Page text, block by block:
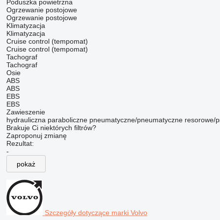
Poduszka powietrzna
Ogrzewanie postojowe
Ogrzewanie postojowe
Klimatyzacja
Klimatyzacja
Cruise control (tempomat)
Cruise control (tempomat)
Tachograf
Tachograf
Osie
ABS
ABS
EBS
EBS
Zawieszenie
hydrauliczna paraboliczne pneumatyczne/pneumatyczne resorowe/
Brakuje Ci niektórych filtrów?
Zaproponuj zmianę
Rezultat:
-
pokaż
Szczegóły dotyczące marki Volvo